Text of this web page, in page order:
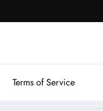
Terms of Service